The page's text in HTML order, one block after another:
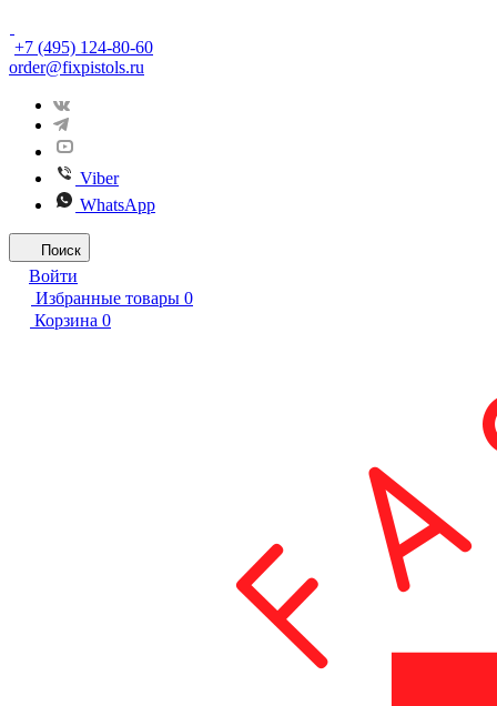
+7 (495) 124-80-60
order@fixpistols.ru
Viber
WhatsApp
Поиск
Войти
Избранные товары 0
Корзина 0